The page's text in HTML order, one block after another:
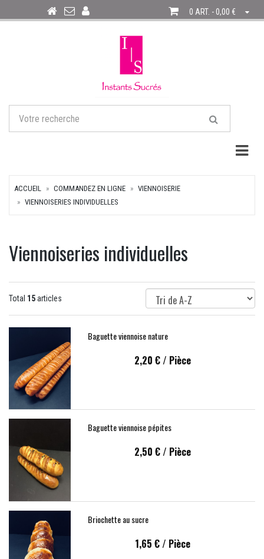
0 ART. - 0,00 €
ACCUEIL COMMANDEZ EN LIGNE
VIENNOISERIE
VIENNOISERIES INDIVIDUELLES
Viennoiseries individuelles
Total 15articles
Baguette viennoise nature
2,20 €/ Pièce
Baguette viennoise pépites
2,50 €/ Pièce
Briochette au sucre
1,65 € / Pièce